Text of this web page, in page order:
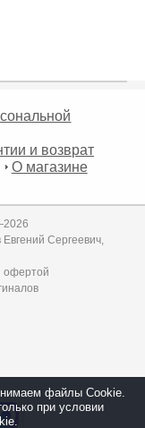
и возврат
О магазине
Сергеевич,
офертой
файлы Cookie.
при условии